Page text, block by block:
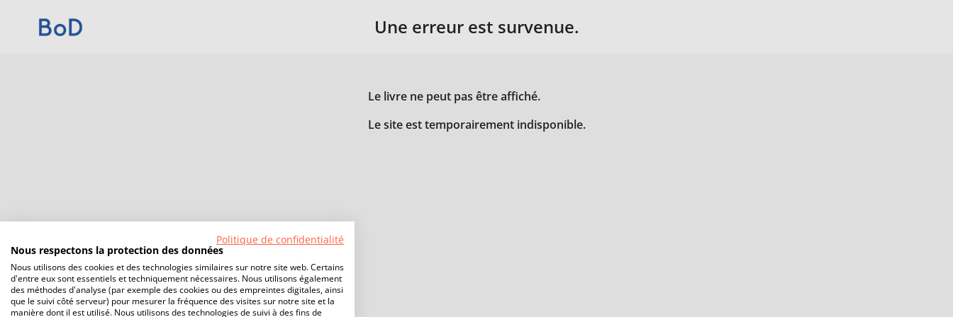
Une erreur est survenue.
Le livre ne peut pas être affiché.
Le site est temporairement indisponible.
Politique de confidentialité
Nous respectons la protection des données
Nous utilisons des cookies et des technologies similaires sur notre site web. Certains
d'entre eux sont essentiels et techniquement nécessaires. Nous utilisons également
des méthodes d'analyse (par exemple des cookies ou des empreintes digitales, ainsi
que le suivi côté serveur) pour mesurer la fréquence des visites sur notre site et la
manière dont il est utilisé. Nous utilisons des technologies de suivi à des fins de